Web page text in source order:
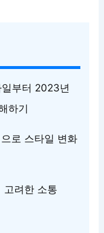
부터 2023년
하기
로 스타일 변화
고려한 소통